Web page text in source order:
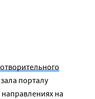
порталу
на